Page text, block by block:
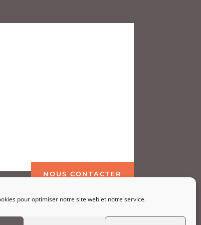
pour optimiser notre site web et notre service.
NOUS CONTACTER